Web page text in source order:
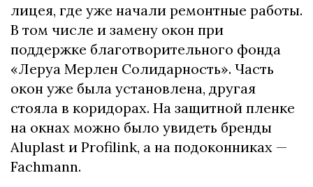
лицея, где уже начали ремонтные работы.
В том числе и замену окон при
поддержке благотворительного фонда
«Леруа Мерлен Солидарность». Часть
окон уже была установлена, другая
стояла в коридорах. На защитной пленке
на окнах можно было увидеть бренды
Aluplast и Profilink, а на подоконниках —
Fachmann.